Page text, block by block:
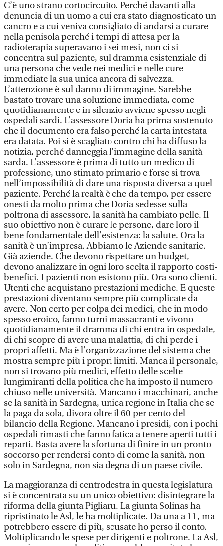
C’è uno strano cortocircuito. Perché davanti alla
denuncia di un uomo a cui era stato diagnosticato un
cancro e a cui veniva consigliato di andarsi a curare
nella penisola perché i tempi di attesa per la
radioterapia superavano i sei mesi, non ci si
concentra sul paziente, sul dramma esistenziale di
una persona che vede nei medici e nelle cure
immediate la sua unica ancora di salvezza.
L’attenzione è sul danno di immagine. Sarebbe
bastato trovare una soluzione immediata, come
quotidianamente e in silenzio avviene spesso negli
ospedali sardi. L’assessore Doria ha prima sostenuto
che il documento era falso perché la carta intestata
era datata. Poi si è scagliato contro chi ha diffuso la
notizia, perché danneggia l’immagine della sanità
sarda. L’assessore è prima di tutto un medico di
professione, uno stimato primario e forse si trova
nell’impossibilità di dare una risposta diversa a quel
paziente. Perché la realtà è che da tempo, per essere
onesti da molto prima che Doria sedesse sulla
poltrona di assessore, la sanità ha cambiato pelle. Il
suo obiettivo non è curare le persone, dare loro il
bene fondamentale dell’esistenza: la salute. Ora la
sanità è un’impresa. Abbiamo le Aziende sanitarie.
Già aziende. Che devono rispettare un budget,
devono analizzare in ogni loro scelta il rapporto costi-
benefici. I pazienti non esistono più. Ora sono clienti.
Utenti che acquistano prestazioni mediche. E queste
prestazioni diventano sempre più complicate da
avere. Non certo per colpa dei medici, che in modo
spesso eroico, fanno turni massacranti e vivono
quotidianamente il dramma di chi entra in ospedale,
di chi scopre di avere una malattia, di chi perde i
propri affetti. Ma è l’organizzazione del sistema che
mostra sempre più i propri limiti. Manca il personale,
non si trovano più medici, effetto delle scelte
lungimiranti della politica che ha imposto il numero
chiuso nelle università. Mancano i macchinari, anche
se la sanità in Sardegna, unica regione in Italia che se
la paga da sola, divora oltre il 60 per cento del
bilancio della Regione. Mancano i presidi, con i pochi
ospedali rimasti che fanno fatica a tenere aperti tutti i
reparti. Basta avere la sfortuna di finire in un pronto
soccorso per rendersi conto di come la sanità, non
solo in Sardegna, non sia degna di un paese civile.
La maggioranza di centrodestra in questa legislatura
si è concentrata su un unico obiettivo: disintegrare la
riforma della giunta Pigliaru. La giunta Solinas ha
ripristinato le Asl, le ha moltiplicate. Da una a 11, ma
potrebbero essere di più, scusate ho perso il conto.
Moltiplicando le spese per dirigenti e poltrone. La Asl,